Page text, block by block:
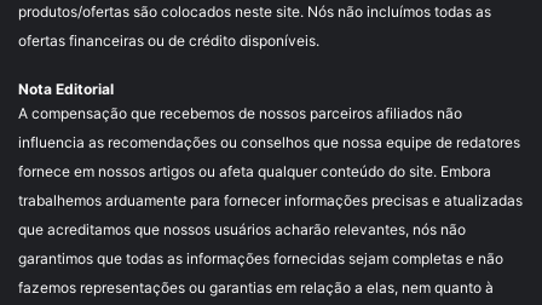
produtos/ofertas são colocados neste site. Nós não incluímos todas as
ofertas financeiras ou de crédito disponíveis.
Nota Editorial
A compensação que recebemos de nossos parceiros afiliados não
influencia as recomendações ou conselhos que nossa equipe de redatores
fornece em nossos artigos ou afeta qualquer conteúdo do site. Embora
trabalhemos arduamente para fornecer informações precisas e atualizadas
que acreditamos que nossos usuários acharão relevantes, nós não
garantimos que todas as informações fornecidas sejam completas e não
fazemos representações ou garantias em relação a elas, nem quanto à